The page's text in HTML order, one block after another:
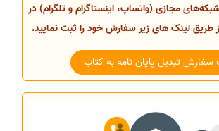
مجازی (واتساپ، اینستاگرام و تلگرام) در
از طریق لینک های زیر سفارش خود را ثبت نمایید.
سفارش تبدیل پایان نامه به کتاب